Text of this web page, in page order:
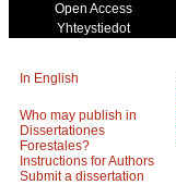
Open Access
Yhteystiedot
In English
Who may publish in
Dissertationes
Forestales?
Instructions for Authors
Submit a dissertation